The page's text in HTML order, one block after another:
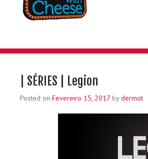
| SÉRIES | Legion
Posted on Fevereiro 15, 2017 bydermot